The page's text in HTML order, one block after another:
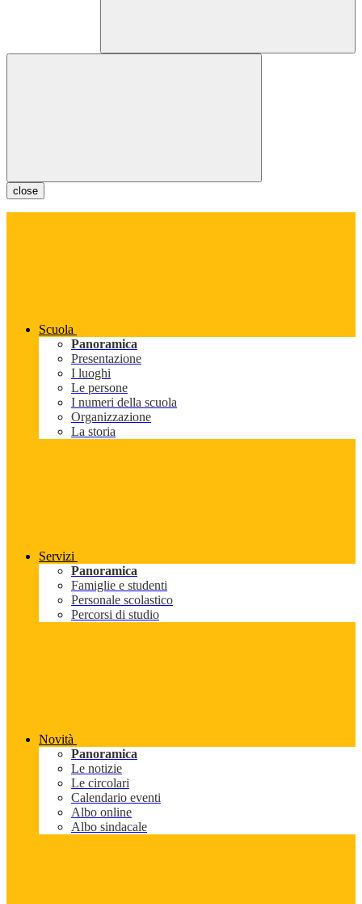
close
Scuola
Panoramica
Presentazione
I luoghi
Le persone
I numeri della scuola
Organizzazione
La storia
Servizi
Panoramica
Famiglie e studenti
Personale scolastico
Percorsi di studio
Novità
Panoramica
Le notizie
Le circolari
Calendario eventi
Albo online
Albo sindacale